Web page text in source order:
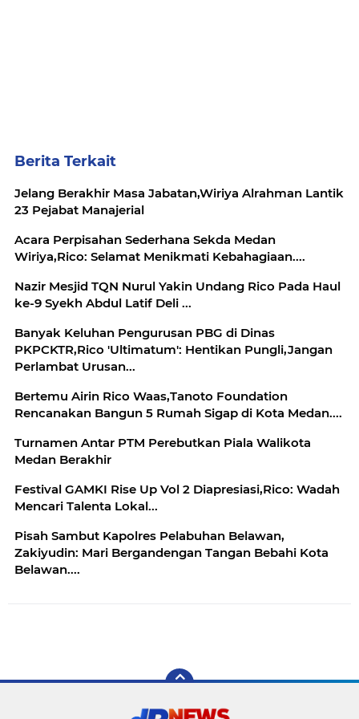
Berita Terkait
Jelang Berakhir Masa Jabatan,Wiriya Alrahman Lantik
23 Pejabat Manajerial
Acara Perpisahan Sederhana Sekda Medan
Wiriya,Rico: Selamat Menikmati Kebahagiaan....
Nazir Mesjid TQN Nurul Yakin Undang Rico Pada Haul
ke-9 Syekh Abdul Latif Deli ...
Banyak Keluhan Pengurusan PBG di Dinas
PKPCKTR,Rico 'Ultimatum': Hentikan Pungli,Jangan
Perlambat Urusan...
Bertemu Airin Rico Waas,Tanoto Foundation
Rencanakan Bangun 5 Rumah Sigap di Kota Medan....
Turnamen Antar PTM Perebutkan Piala Walikota
Medan Berakhir
Festival GAMKI Rise Up Vol 2 Diapresiasi,Rico: Wadah
Mencari Talenta Lokal...
Pisah Sambut Kapolres Pelabuhan Belawan,
Zakiyudin: Mari Bergandengan Tangan Bebahi Kota
Belawan....